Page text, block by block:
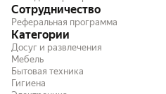
Сотрудничество
Реферальная программа
Категории
Досуг и развлечения
Мебель
Бытовая техника
Гигиена